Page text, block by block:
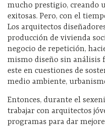
mucho prestigio, creando
exitosas. Pero, con el
Los arquitectos
producción de vivienda
negocio de repetición,
mismo diseño sin análisis
este en cuestiones de
medio ambiente,
Entonces, durante el
trabajar con arquitectos
programas para dar